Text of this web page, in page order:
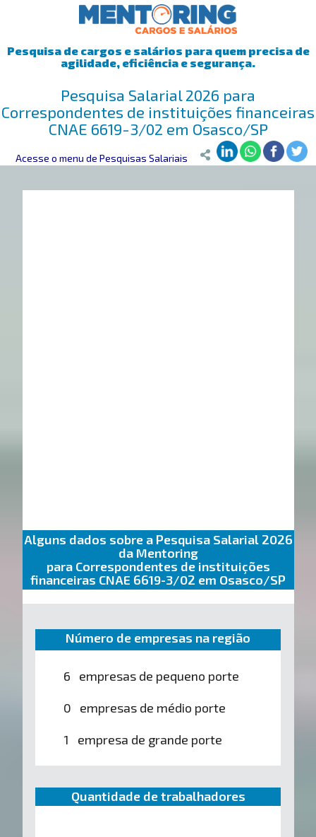
Pesquisa de cargos e salários para quem precisa de
agilidade, eficiência e segurança.
Pesquisa Salarial 2026 para
Correspondentes de instituições financeiras
CNAE 6619-3/02 em Osasco/SP
Mentoring>Pesquisa Salarial>Osasco/SP>Correspondentes de
Acesse o menu de Pesquisas Salariais
Alguns dados sobre a Pesquisa Salarial 2026
da Mentoring
para Correspondentes de instituições
financeiras CNAE 6619-3/02 em Osasco/SP
Número de empresas na região
6 empresas de pequeno porte
0 empresas de médio porte
1 empresa de grande porte
Quantidade de trabalhadores